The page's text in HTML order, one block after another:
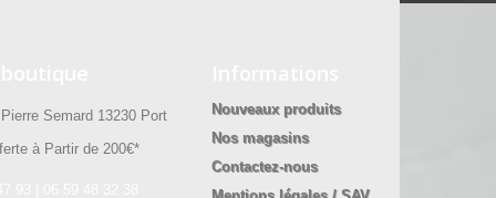
Semard 13230 Port
à Partir de 200€*
Nouveaux produits
Nos magasins
Contactez-nous